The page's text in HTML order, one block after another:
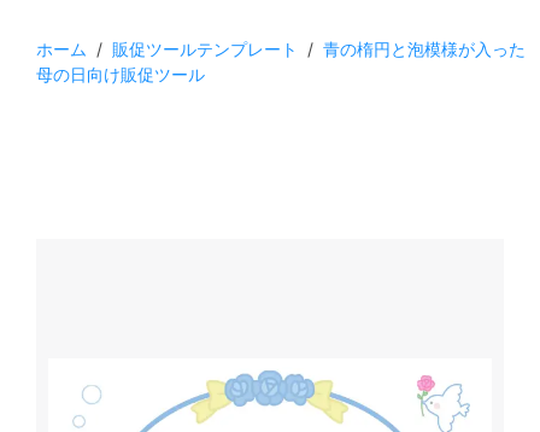
ホーム / 販促ツールテンプレート / 青の楕円と泡模様が入った
母の日向け販促ツール